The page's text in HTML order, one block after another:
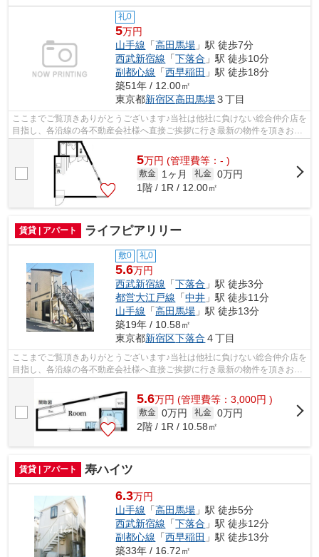
礼0
5万円
山手線 「高田馬場 」駅 徒歩7分
西武新宿線 「下落合 」駅 徒歩10分
副都心線 「西早稲田 」駅 徒歩18分
築51年 / 12.00㎡
東京都新宿区高田馬場３丁目
ここまでご覧頂きありがとうございます♪当社は他社に負けない総合仲介店を
目指し、各沿線の各不動産会社様へ直接ご挨拶に行き最新の物件を頂きお客
様へ提供しております！最新の情報は...
5万円 (管理費等：- )
敷金 1ヶ月 礼金 0万円
1階 / 1R / 12.00㎡
賃貸 | アパート ライフピアリリー
敷0 礼0
5.6万円
西武新宿線 「下落合 」駅 徒歩3分
都営大江戸線 「中井 」駅 徒歩11分
山手線 「高田馬場 」駅 徒歩13分
築19年 / 10.58㎡
東京都新宿区下落合 ４丁目
ここまでご覧頂きありがとうございます♪当社は他社に負けない総合仲介店を
目指し、各沿線の各不動産会社様へ直接ご挨拶に行き最新の物件を頂きお客
5.6万円 (管理費等：3,000円 )
敷金 0万円 礼金 0万円
2階 / 1R / 10.58㎡
賃貸 | アパート 寿ハイツ
6.3万円
山手線 「高田馬場 」駅 徒歩5分
西武新宿線 「下落合 」駅 徒歩12分
副都心線 「西早稲田 」駅 徒歩13分
築33年 / 16.72㎡